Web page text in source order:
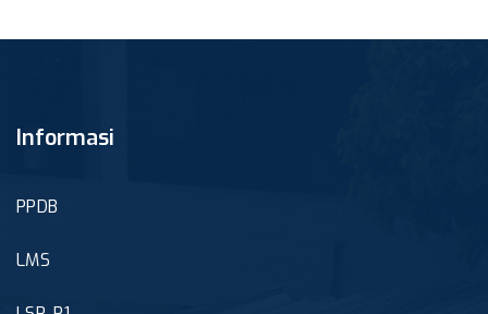
Informasi
PPDB
LMS